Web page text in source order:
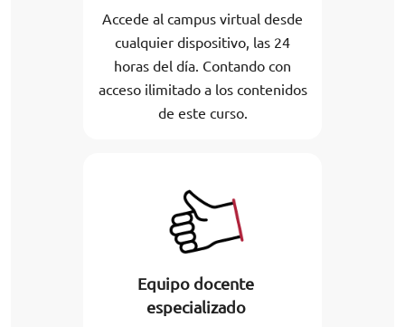
Accede al campus virtual desde
cualquier dispositivo, las 24
horas del día. Contando con
acceso ilimitado a los contenidos
de este curso.
Equipo docente
especializado